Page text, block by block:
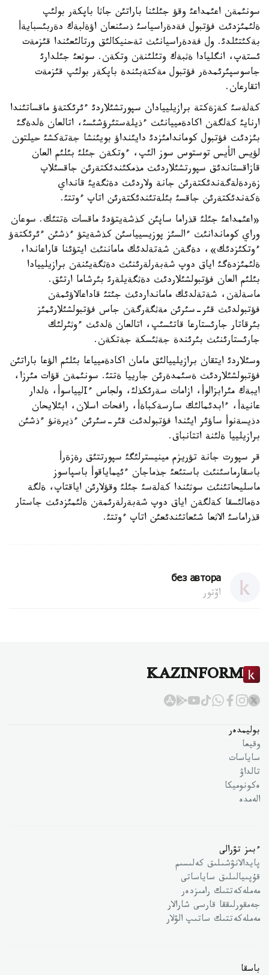
سونئمةن اعئمداعئ وقؤ جئلئنا باراتئن جاثا باپكةر بولئپ
ةلئمئزدئث فؤتبول فةدةراسياسئ ذسئنعان اؤةلبةك دةربئسبايةأ
بةكئتئلدئ. ول فةدةراسيانئث تةحنيكالئق ورتالئعئندا قئزمةت
ئستةپ، انگليادا ةثبةك وتئلئنةن وتكةن. سوثعئ جئلدارئ
جاسوسپئرئمدةر فؤتبول مةكتةبئندة باپكةر بولئپ قئزمةت
اتقارعان.
كةلةسئ كةزةكتة برازيلييادان سپورتشئلاردئ ءئرئكتةؤ ماقساتئندا
ارنايئ كةلگةن اكادةمييانئث ءذيلةستئرؤشئسئ، اتالعان ةلدةگئ
بئزدئث فؤتبول كوماندامئزدئ دايئنداؤ بويئنشا جةتةكشئ حيلتون
لؤيس الأيس توستوس سوز الئپ، ءوتكةن جئلئ بئلئم العان
قازاقستاندئق سپورتشئلاردئث مذمكئندئكتةرئن جاقسئلاپ
زةردةلةگةندئكتةرئن جانة ولاردئث دةثگةيئ قانداي
ةكةندئكتةرئن جاقسئ بئلةتئندئكتةرئن اتاپ ءوتتئ.
«اعئمداعئ جئلئ قذراما ساپئن كذشةيتؤدئ ماقسات ةتتئك. سوعان
وراي كوماندانئث ءالسئز پوزيسيياسئن كذشةيتؤ ءذشئن ءئرئكتةؤ
ءوتكئزدئك»، دةگةن شةتةلدئك ماماننئث ايتؤئنا قاراعاندا،
ةلئمئزدةگئ اياق دوپ شةبةرلةرئنئث دةثگةيئنةن برازيلييادا
بئلئم العان فؤتبولشئلاردئث دةثگةيلةرئ بئرشاما ارتئق.
ماسةلةن، شةتةلدئك مامانداردئث جئتئ قاداعالاؤئمةن
فؤتبولدئث قئر-سئرئن مةثگةرگةن جاس فؤتبولشئلارئمئز
بئرقاتار جارئستارعا قاتئسئپ، اتالعان ةلدئث ءوثئرلئك
جارئستارئنئث بئرئندة جةثئسكة جةتكةن.
وسئلاردئ ايتقان برازيلييالئق مامان اكادةميياعا بئلئم الؤعا باراتئن
فؤتبولشئلاردئث ةسئمدةرئن جارييا ةتتئ. سونئمةن قؤات مئرزا،
ايبةك مئرابزالوأ، ازامات سةرئكذلئ، ولجاس ءІليياسوأ، ةلدار
عانيةأ، ءابدئمالئك سارسةكباةأ، رافحات اسلان، ابئلايحان
دذيسةنوأ ساؤئر ايئندا فؤتبولدئث قئر-سئرئن ءذيرةنؤ ءذشئن
برازيلييا ةلئنة اتتانباق.
قر سپورت جانة تؤريزم مينيسترلئگئ سپورتتئق رةزةرأ
باسقارماسئنئث باستئعئ جذماجان ءئيماياقوأ باسپاسوز
ماسليحاتئنئث سوثئندا كةلةسئ جئلئ وقؤلارئن اياقتاپ، ةلگة
دةمالئسقا كةلگةن اياق دوپ شةبةرلةرئمةن ةلئمئزدئث جاستار
قذراماسئ الاثعا شئعاتئندئعئن اتاپ ءوتتئ.
без автора
اۆتور
KAZINFORM
بوليمدەر
وقيعا
ساياسات
تالداۋ
ەكونوميكا
الەمدە
ءبىز تۋرالى
پايدالانۋشىلىق كەلىسىم
قۇپىيالىلىق ساياساتى
مەملەكەتتىك رامىزدەر
جەمقورلىققا قارسى شارالار
مەملەكەتتىك ساتىپ الۋلار
باسقا